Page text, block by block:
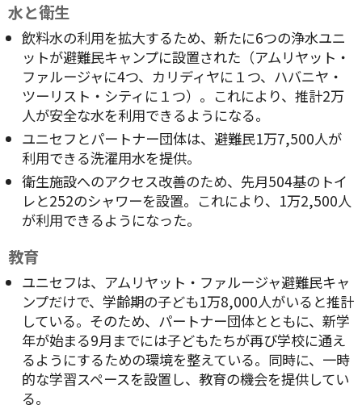
水と衛生
飲料水の利用を拡大するため、新たに6つの浄水ユニ
ットが避難民キャンプに設置された（アムリヤット・
ファルージャに4つ、カリディヤに１つ、ハバニヤ・
ツーリスト・シティに１つ）。これにより、推計2万
人が安全な水を利用できるようになる。
ユニセフとパートナー団体は、避難民1万7,500人が
利用できる洗濯用水を提供。
衛生施設へのアクセス改善のため、先月504基のトイ
レと252のシャワーを設置。これにより、1万2,500人
が利用できるようになった。
教育
ユニセフは、アムリヤット・ファルージャ避難民キャ
ンプだけで、学齢期の子ども1万8,000人がいると推計
している。そのため、パートナー団体とともに、新学
年が始まる9月までには子どもたちが再び学校に通え
るようにするための環境を整えている。同時に、一時
的な学習スペースを設置し、教育の機会を提供してい
る。